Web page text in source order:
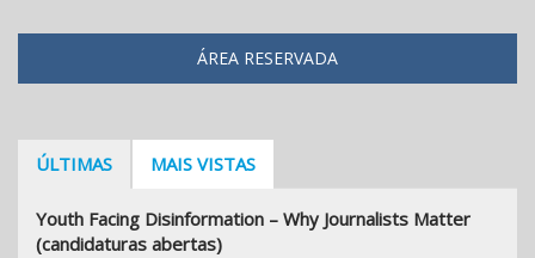
ÁREA RESERVADA
ÚLTIMAS MAIS VISTAS
Youth Facing Disinformation – Why Journalists Matter
(candidaturas abertas)